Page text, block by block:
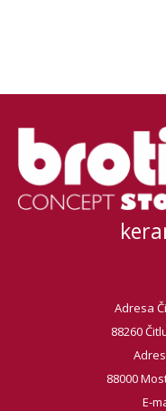
Adresa
88260
88000
E-